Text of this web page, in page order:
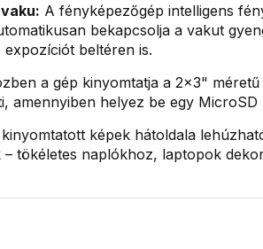
A fényképezőgép intelligens
bekapcsolja a vakut
beltéren is.
a gép kinyomtatja a 2x3"
amennyiben helyez be egy MicroSD
képek hátoldala
– tökéletes naplókhoz, laptopok